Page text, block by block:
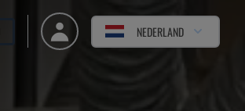
NEDERLAND